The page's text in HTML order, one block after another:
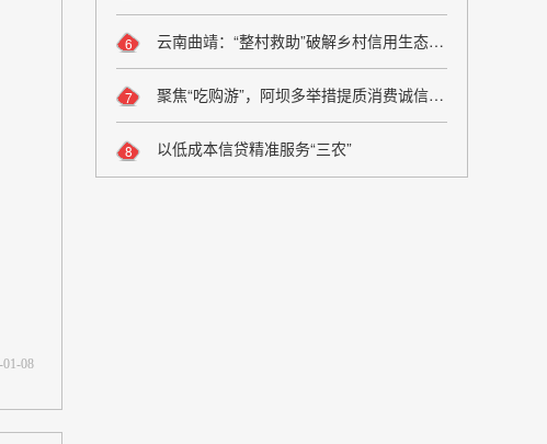
01-08
云南曲靖：“整村救助”破解乡村信用生态修复难题
6
聚焦“吃购游”，阿坝多举措提质消费诚信维权
7
以低成本信贷精准服务“三农”
8